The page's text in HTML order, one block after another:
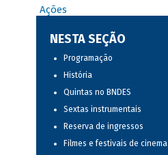
Ações
NESTA SEÇÃO
Programação
História
Quintas no BNDES
Sextas instrumentais
Reserva de ingressos
Filmes e festivais de cinema